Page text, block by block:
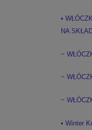
•
NA
~
~
~
• Winter